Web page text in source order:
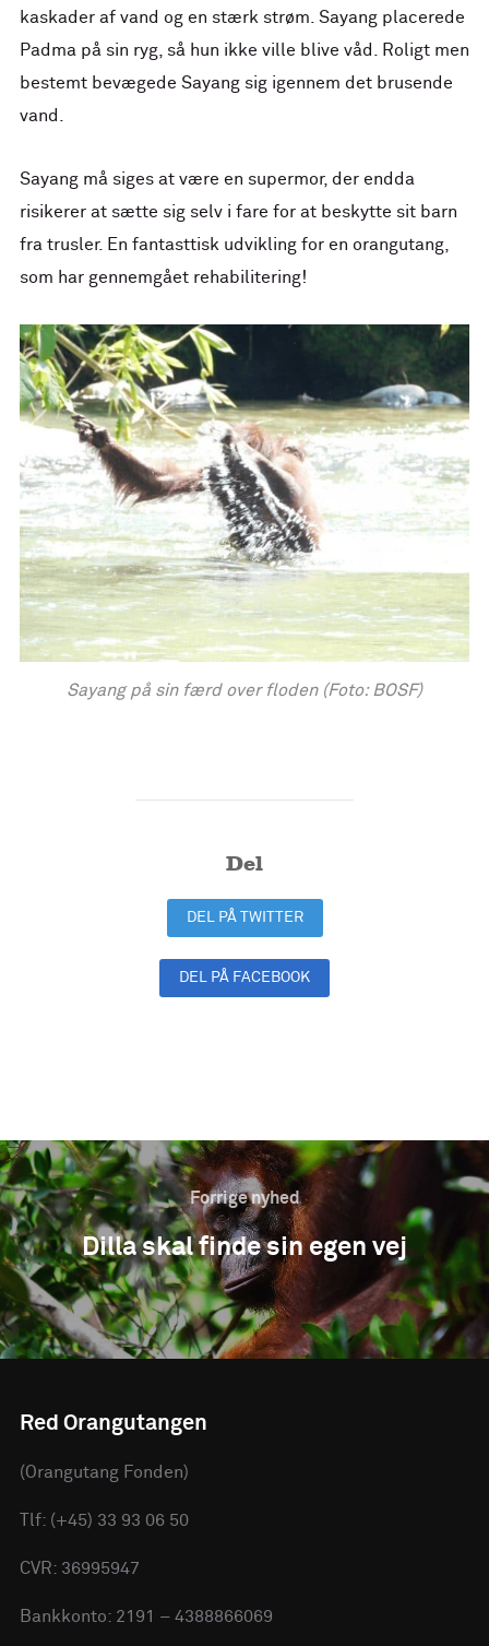
kaskader af vand og en stærk strøm. Sayang placerede
Padma på sin ryg, så hun ikke ville blive våd. Roligt men
bestemt bevægede Sayang sig igennem det brusende
vand.
Sayang må siges at være en supermor, der endda
risikerer at sætte sig selv i fare for at beskytte sit barn
fra trusler. En fantasttisk udvikling for en orangutang,
som har gennemgået rehabilitering!
Sayang på sin færd over floden (Foto: BOSF)
Del
DEL PÅ TWITTER
DEL PÅ FACEBOOK
Forrige nyhed
Dilla skal finde sin egen vej
Red Orangutangen
(Orangutang Fonden)
Tlf: (+45) 33 93 06 50
CVR: 36995947
Bankkonto: 2191 – 4388866069